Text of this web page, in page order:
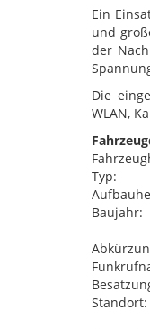
Ein
und
der
Die
WLAN,
Typ:
Baujahr:
Standort: